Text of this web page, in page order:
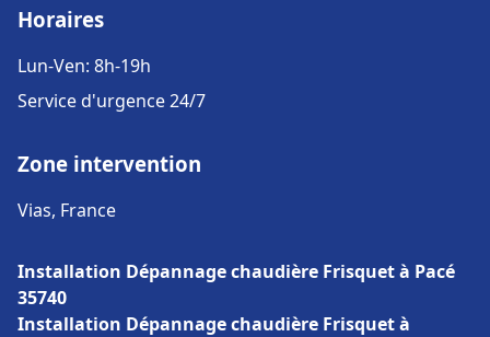
Horaires
Lun-Ven: 8h-19h
Service d'urgence 24/7
Zone intervention
Vias, France
Installation Dépannage chaudière Frisquet à Pacé
35740
Installation Dépannage chaudière Frisquet à